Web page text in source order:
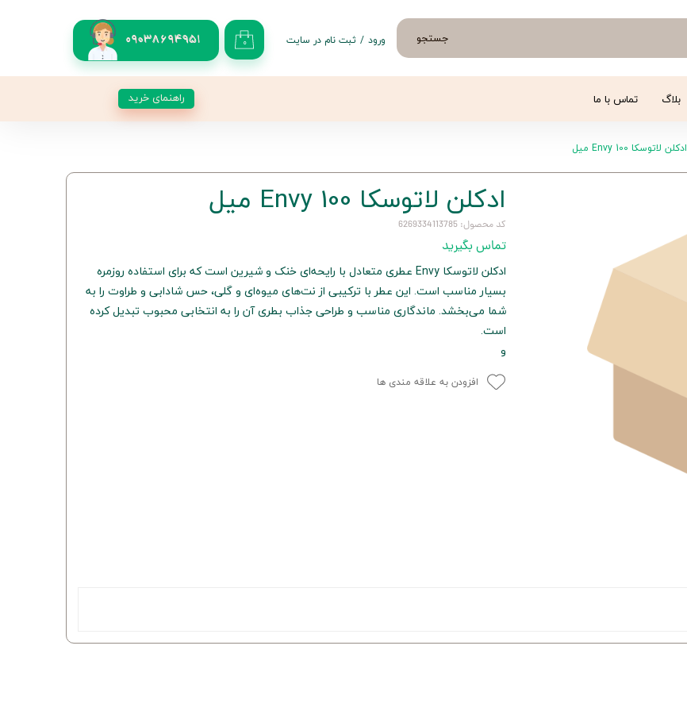
09038694951 جستجو ۰ ورود / ثبت نام در سایت
بلاگ تماس با ما راهنمای خرید
ادکلن لاتوسکا Envy 100 میل
ادکلن لاتوسکا Envy 100 میل
کد محصول: 6269334113785
تماس بگیرید
ادکلن لاتوسکا Envy عطری متعادل با رایحه‌ای خنک و شیرین است که برای استفاده روزمره
بسیار مناسب است. این عطر با ترکیبی از نت‌های میوه‌ای و گلی، حس شادابی و طراوت را به
شما می‌بخشد. ماندگاری مناسب و طراحی جذاب بطری آن را به انتخابی محبوب تبدیل کرده
است.
و
افزودن به علاقه مندی ها